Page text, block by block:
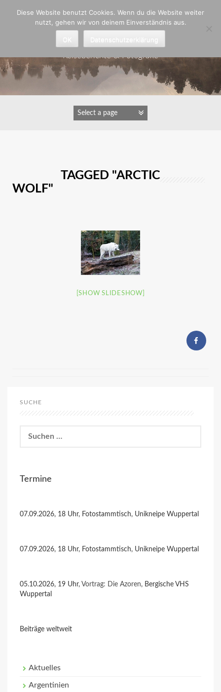
Astrid Padberg
Reiseberichte & Fotografie
IMAGES TAGGED "ARCTIC
WOLF"
[SHOW SLIDESHOW]
SUCHE
nach:
Termine
07.09.2026, 18 Uhr, Fotostammtisch, Unikneipe Wuppertal
07.09.2026, 18 Uhr, Fotostammtisch, Unikneipe Wuppertal
05.10.2026, 19 Uhr, Vortrag: Die Azoren, Bergische VHS
Wuppertal
Beiträge weltweit
Aktuelles
Argentinien
Diese Website benutzt Cookies. Wenn du die Website weiter
nutzt, gehen wir von deinem Einverständnis aus.